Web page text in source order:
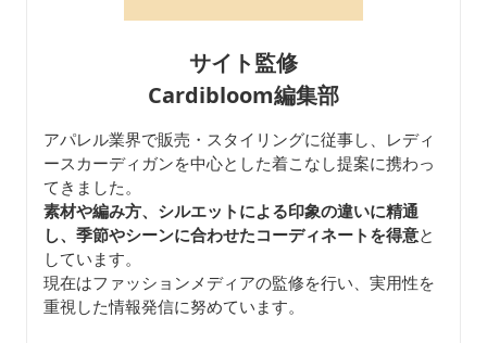
サイト監修
Cardibloom編集部
アパレル業界で販売・スタイリングに従事し、レディ
ースカーディガンを中心とした着こなし提案に携わっ
てきました。
素材や編み方、シルエットによる印象の違いに精通
し、季節やシーンに合わせたコーディネートを得意と
しています。
現在はファッションメディアの監修を行い、実用性を
重視した情報発信に努めています。